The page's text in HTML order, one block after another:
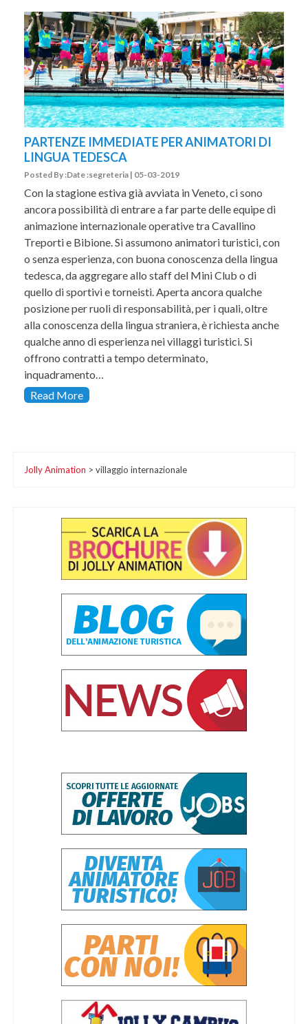
PARTENZE IMMEDIATE PER ANIMATORI DI
LINGUA TEDESCA
Posted By :Date :segreteria | 05-03-2019
Con la stagione estiva già avviata in Veneto, ci sono
ancora possibilità di entrare a far parte delle equipe di
animazione internazionale operative tra Cavallino
Treporti e Bibione. Si assumono animatori turistici, con
o senza esperienza, con buona conoscenza della lingua
tedesca, da aggregare allo staff del Mini Club o di
quello di sportivi e torneisti. Aperta ancora qualche
posizione per ruoli di responsabilità, per i quali, oltre
alla conoscenza della lingua straniera, è richiesta anche
qualche anno di esperienza nei villaggi turistici. Si
offrono contratti a tempo determinato,
inquadramento…
Read More
Jolly Animation > villaggio internazionale